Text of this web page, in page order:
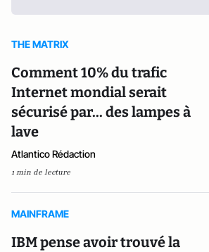
THE MATRIX
Comment 10% du trafic
Internet mondial serait
sécurisé par... des lampes à
lave
Atlantico Rédaction
1 min de lecture
MAINFRAME
IBM pense avoir trouvé la